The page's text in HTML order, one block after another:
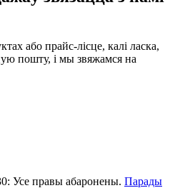
або прайс-лісце, калі ласка,
пошту, і мы звяжамся на
Усе правы абаронены. Парады